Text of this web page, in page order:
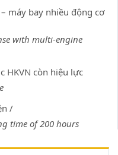
máy bay nhiều động cơ
with multi-engine
HKVN còn hiệu lực
/
time of 200 hours